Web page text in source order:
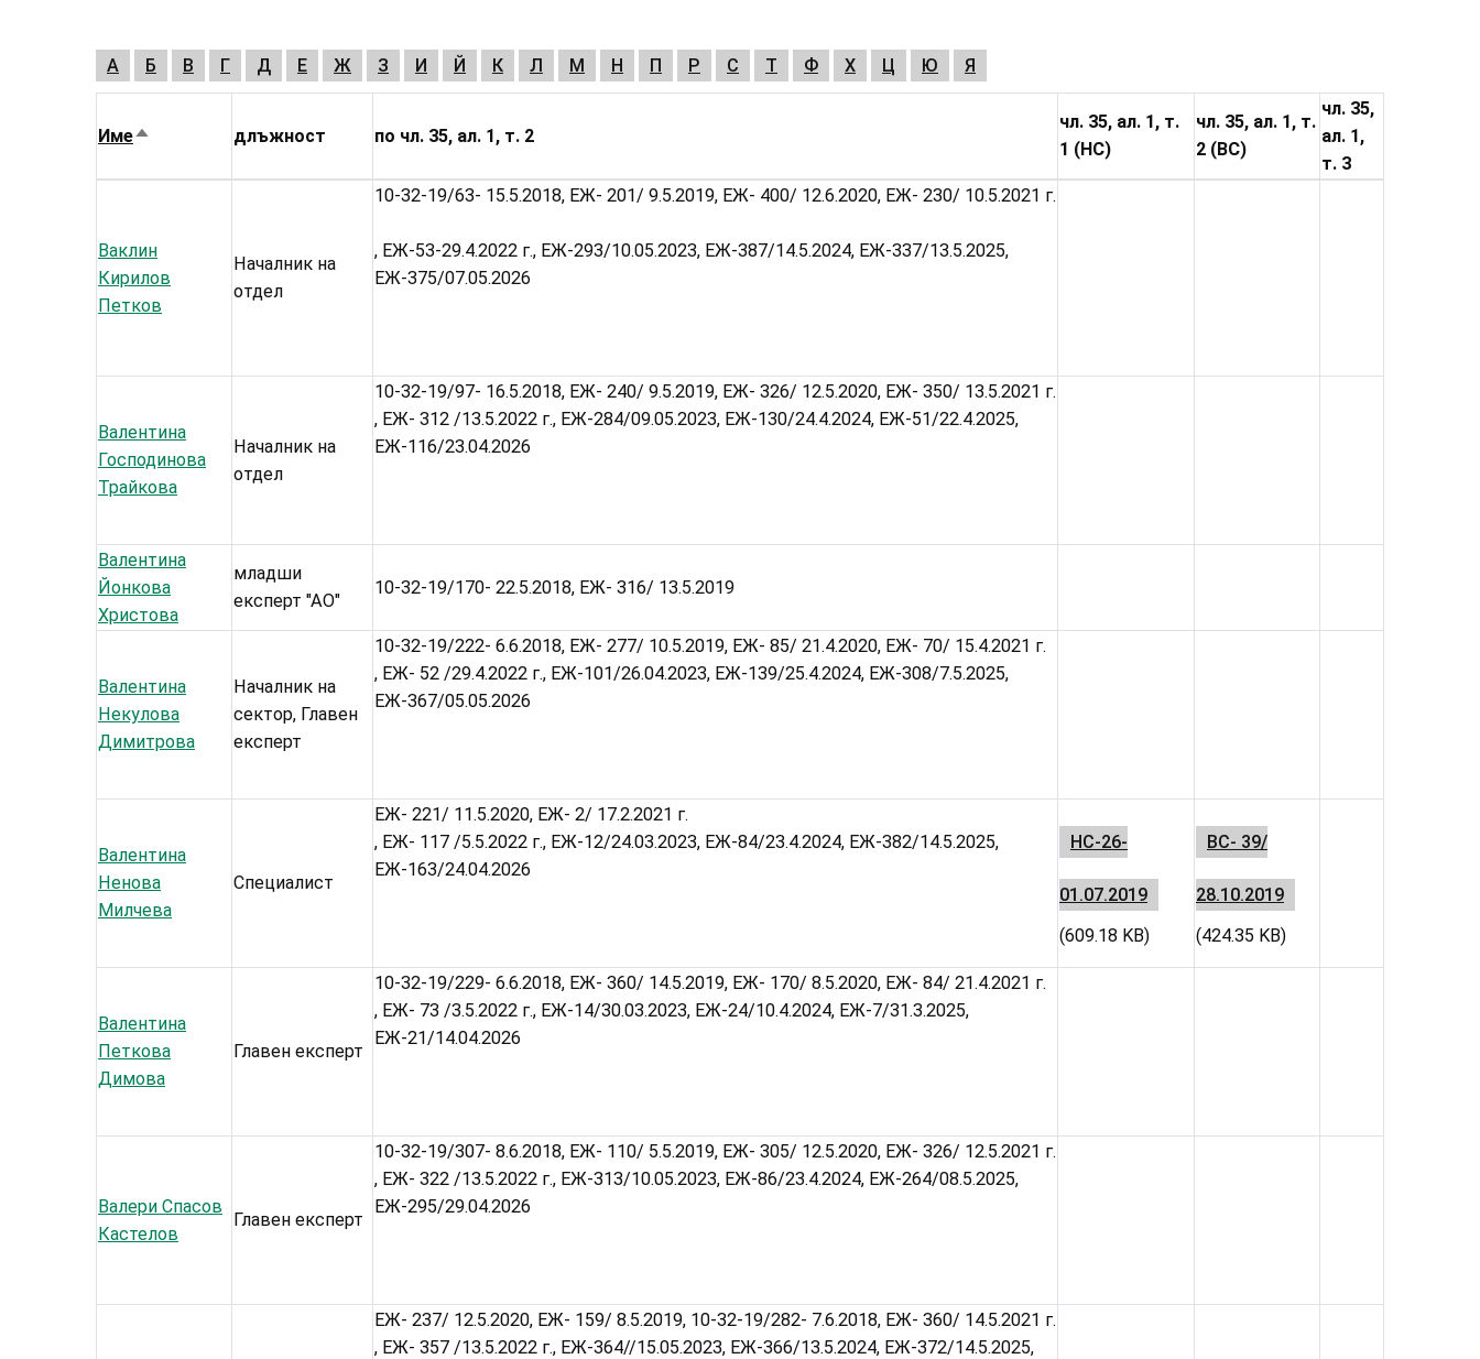
А Б В Г Д Е Ж З И Й К Л М Н П Р С Т Ф Х Ц Ю Я
ИмеSort
длъжност по чл. 35, ал. 1, т. 2
чл. 35, ал. 1, т.
1 (НС)
чл. 35, ал. 1, т.
2 (ВС)
чл. 35,
ал. 1,
т. 3
Ваклин
Кирилов
Петков
Началник на
отдел
10-32-19/63- 15.5.2018, ЕЖ- 201/ 9.5.2019, ЕЖ- 400/ 12.6.2020, ЕЖ- 230/ 10.5.2021 г.
, ЕЖ-53-29.4.2022 г., ЕЖ-293/10.05.2023, ЕЖ-387/14.5.2024, ЕЖ-337/13.5.2025,
ЕЖ-375/07.05.2026
Валентина
Господинова
Трайкова
Началник на
отдел
10-32-19/97- 16.5.2018, ЕЖ- 240/ 9.5.2019, ЕЖ- 326/ 12.5.2020, ЕЖ- 350/ 13.5.2021 г.
, ЕЖ- 312 /13.5.2022 г., ЕЖ-284/09.05.2023, ЕЖ-130/24.4.2024, ЕЖ-51/22.4.2025,
ЕЖ-116/23.04.2026
Валентина
Йонкова
Христова
младши
експерт "АО"
10-32-19/170- 22.5.2018, ЕЖ- 316/ 13.5.2019
Валентина
Некулова
Димитрова
Началник на
сектор, Главен
експерт
10-32-19/222- 6.6.2018, ЕЖ- 277/ 10.5.2019, ЕЖ- 85/ 21.4.2020, ЕЖ- 70/ 15.4.2021 г.
, ЕЖ- 52 /29.4.2022 г., ЕЖ-101/26.04.2023, ЕЖ-139/25.4.2024, ЕЖ-308/7.5.2025,
ЕЖ-367/05.05.2026
Валентина
Ненова
Милчева
Специалист
ЕЖ- 221/ 11.5.2020, ЕЖ- 2/ 17.2.2021 г.
, ЕЖ- 117 /5.5.2022 г., ЕЖ-12/24.03.2023, ЕЖ-84/23.4.2024, ЕЖ-382/14.5.2025,
ЕЖ-163/24.04.2026
НС-26-
01.07.2019
(609.18 KB)
ВС- 39/
28.10.2019
(424.35 KB)
Валентина
Петкова
Димова
Главен експерт
10-32-19/229- 6.6.2018, ЕЖ- 360/ 14.5.2019, ЕЖ- 170/ 8.5.2020, ЕЖ- 84/ 21.4.2021 г.
, ЕЖ- 73 /3.5.2022 г., ЕЖ-14/30.03.2023, ЕЖ-24/10.4.2024, ЕЖ-7/31.3.2025,
ЕЖ-21/14.04.2026
Валери Спасов
Кастелов
Главен експерт
10-32-19/307- 8.6.2018, ЕЖ- 110/ 5.5.2019, ЕЖ- 305/ 12.5.2020, ЕЖ- 326/ 12.5.2021 г.
, ЕЖ- 322 /13.5.2022 г., ЕЖ-313/10.05.2023, ЕЖ-86/23.4.2024, ЕЖ-264/08.5.2025,
ЕЖ-295/29.04.2026
ЕЖ- 237/ 12.5.2020, ЕЖ- 159/ 8.5.2019, 10-32-19/282- 7.6.2018, ЕЖ- 360/ 14.5.2021 г.
, ЕЖ- 357 /13.5.2022 г., ЕЖ-364//15.05.2023, ЕЖ-366/13.5.2024, ЕЖ-372/14.5.2025,